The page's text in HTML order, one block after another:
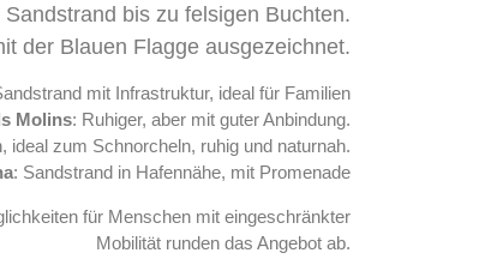
bis zu felsigen Buchten.
der Blauen Flagge ausgezeichnet.
mit Infrastruktur, ideal für Familien
Molins: Ruhiger, aber mit guter Anbindung.
ideal zum Schnorcheln, ruhig und naturnah.
: Sandstrand in Hafennähe, mit Promenade
für Menschen mit eingeschränkter
Mobilität runden das Angebot ab.